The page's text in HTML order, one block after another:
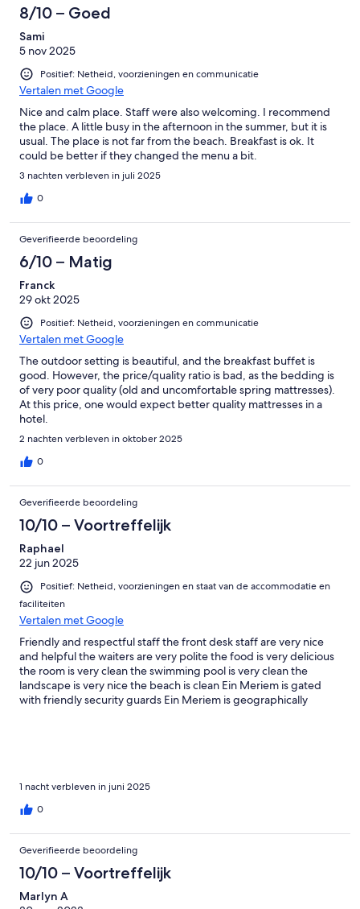
8/10 – Goed
Sami
5 nov 2025
Positief: Netheid, voorzieningen en communicatie
Vertalen met Google
Nice and calm place. Staff were also welcoming. I recommend
the place. A little busy in the afternoon in the summer, but it is
usual. The place is not far from the beach. Breakfast is ok. It
could be better if they changed the menu a bit.
3 nachten verbleven in juli 2025
0
Geverifieerde beoordeling
6/10 – Matig
Franck
29 okt 2025
Positief: Netheid, voorzieningen en communicatie
Vertalen met Google
The outdoor setting is beautiful, and the breakfast buffet is
good. However, the price/quality ratio is bad, as the bedding is
of very poor quality (old and uncomfortable spring mattresses).
At this price, one would expect better quality mattresses in a
hotel.
2 nachten verbleven in oktober 2025
0
Geverifieerde beoordeling
10/10 – Voortreffelijk
Raphael
22 jun 2025
Positief: Netheid, voorzieningen en staat van de accommodatie en
faciliteiten
Vertalen met Google
Friendly and respectful staff the front desk staff are very nice
and helpful the waiters are very polite the food is very delicious
the room is very clean the swimming pool is very clean the
landscape is very nice the beach is clean Ein Meriem is gated
with friendly security guards Ein Meriem is geographically
1 nacht verbleven in juni 2025
0
Geverifieerde beoordeling
10/10 – Voortreffelijk
Marlyn A